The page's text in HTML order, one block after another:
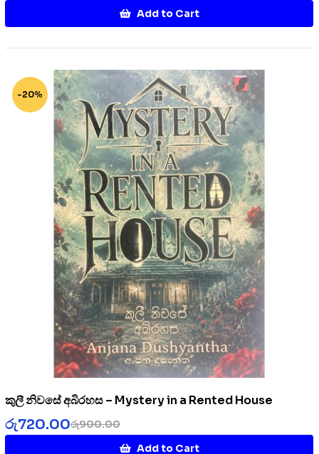
Add to Cart
-20%
කුලී නිවසේ අබිරහස – Mystery in a Rented House
රු900.00
රු720.00
Add to Cart